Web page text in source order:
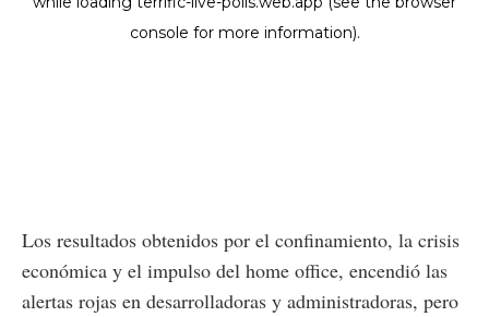
Los resultados obtenidos por el confinamiento, la crisis
económica y el impulso del home office, encendió las
alertas rojas en desarrolladoras y administradoras, pero